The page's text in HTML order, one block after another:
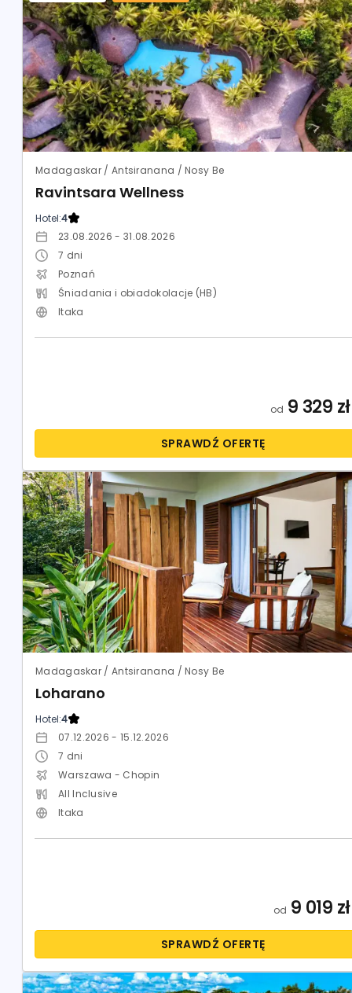
Madagaskar / Antsiranana / Nosy Be
Ravintsara Wellness
Hotel:4
23.08.2026 - 31.08.2026
7 dni
Poznań
Śniadania i obiadokolacje (HB)
Itaka
od 9 329 zł
SPRAWDŹ OFERTĘ
Madagaskar / Antsiranana / Nosy Be
Loharano
Hotel:4
07.12.2026 - 15.12.2026
7 dni
Warszawa - Chopin
All Inclusive
Itaka
od 9 019 zł
SPRAWDŹ OFERTĘ